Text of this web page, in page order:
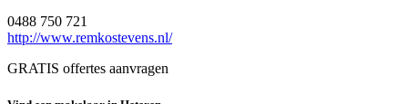
0488 750 721
http://www.remkostevens.nl/
GRATIS offertes aanvragen